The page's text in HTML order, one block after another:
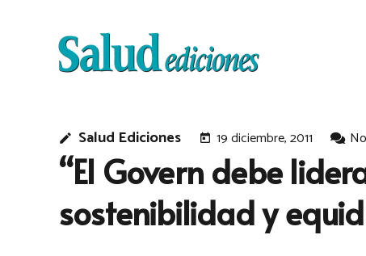
edit Salud Ediciones today 19 diciembre, 2011
“El Govern debe
sostenibilidad y